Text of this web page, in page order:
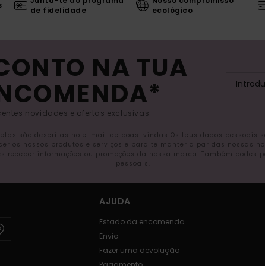
de fidelidade
ecológico
NA TUA
novidades e ofertas exclusivas.
são descritas no e-mail de boas-vindas Os teus dados pessoais
os nossos produtos e serviços e para te manter a par das nossas
informações ou promoções da nossa marca. Também
pessoais.
AJUDA
Estado da encomenda
Envio
Fazer uma devolução